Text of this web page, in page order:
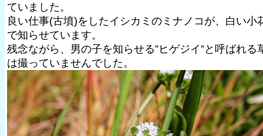
ていました。
良い仕事(古墳)をしたイシカミのミナノコが、白い小
で知らせています。
残念ながら、男の子を知らせる”ヒゲジイ”と呼ばれる
は撮っていませんでした。